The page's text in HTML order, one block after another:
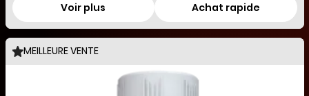
Voir plus Achat rapide
MEILLEURE VENTE